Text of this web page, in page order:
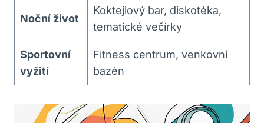
Noční život
Koktejlový bar, diskotéka,
tematické večírky
Sportovní
vyžití
Fitness centrum, venkovní
bazén